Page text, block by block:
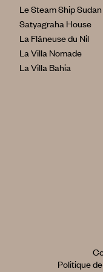
Le Steam Ship Sudan
Satyagraha House
La Flâneuse du Nil
La Villa Nomade
La Villa Bahia
Politique